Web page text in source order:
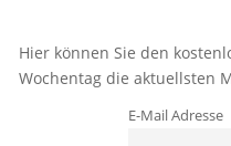
Hier können Sie den
Wochentag die aktuellsten
E-Mail Adresse